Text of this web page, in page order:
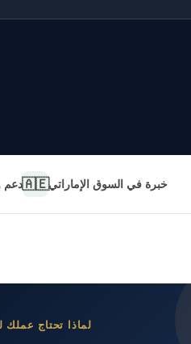
دعم🇦🇪خبرة في السوق الإماراتي
لماذا تحتاج